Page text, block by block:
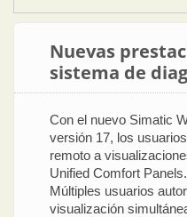
Nuevas
sistema de
Con el nuevo Simatic
versión 17, los
remoto a
Unified Comfort Panels.
Múltiples usuarios
visualización